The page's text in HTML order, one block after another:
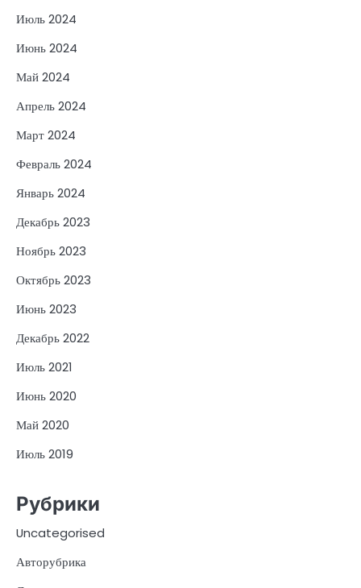
Июль 2024
Июнь 2024
Май 2024
Апрель 2024
Март 2024
Февраль 2024
Январь 2024
Декабрь 2023
Ноябрь 2023
Октябрь 2023
Июнь 2023
Декабрь 2022
Июль 2021
Июнь 2020
Май 2020
Июль 2019
Рубрики
Uncategorised
Авторубрика